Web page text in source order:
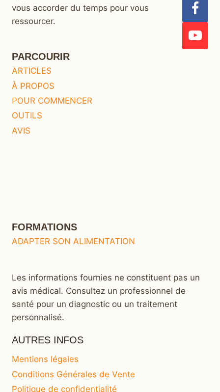
vous accorder du temps pour vous
ressourcer.
PARCOURIR
ARTICLES
À PROPOS
POUR COMMENCER
OUTILS
AVIS
FORMATIONS
ADAPTER SON ALIMENTATION
Les informations fournies ne constituent pas un
avis médical. Consultez un professionnel de
santé pour un diagnostic ou un traitement
personnalisé.
AUTRES INFOS
Mentions légales
Conditions Générales de Vente
Politique de confidentialité